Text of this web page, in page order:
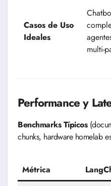
Casos de Uso
Ideales
multi-
Performance y
Benchmarks Típicos
chunks, hardware homelab
Métrica